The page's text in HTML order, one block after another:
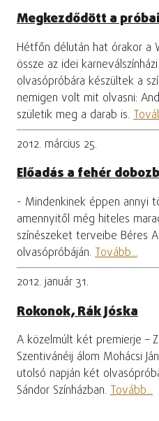
Megkezdődött a
Hétfőn délután hat órakor a
össze az idei
olvasópróbára készültek a
nemigen volt mit olvasni:
születik meg a darab is.
2012. március 25.
Előadás a fehér
- Mindenkinek éppen annyi
amennyitől még hiteles
színészeket terveibe Béres
olvasópróbáján. Tovább...
2012. január 31.
Rokonok, Rák Jóska
A közelmúlt két premierje –
Szentivánéij álom Mohácsi
utolsó napján két
Sándor Színházban. Tovább...